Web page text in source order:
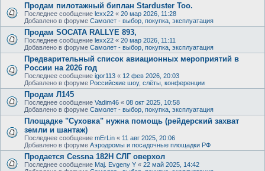
Продам пилотажный биплан Starduster Too.
Последнее сообщение lexx22 « 20 мар 2026, 11:28
Добавлено в форуме Самолет - выбор, покупка, эксплуатация
Продам SOCATA RALLYE 893,
Последнее сообщение lexx22 « 20 мар 2026, 11:11
Добавлено в форуме Самолет - выбор, покупка, эксплуатация
Предварительный список авиационных мероприятий в
России на 2026 год
Последнее сообщение igor113 « 12 фев 2026, 20:03
Добавлено в форуме Российские шоу, слёты, конференции
Продам Л145
Последнее сообщение Vadim46 « 08 окт 2025, 10:58
Добавлено в форуме Самолет - выбор, покупка, эксплуатация
Площадке "Суховка" нужна помощь (рейдерский захват
земли и шантаж)
Последнее сообщение mErLin « 11 авг 2025, 20:06
Добавлено в форуме Аэродромы и посадочные площадки РФ
Продается Cessna 182H СЛГ оверхол
Последнее сообщение Maj. Evgeny Y « 22 май 2025, 14:42